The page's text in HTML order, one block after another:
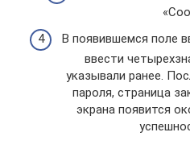
В появившемся поле
ввести
указывали ранее.
пароля, страница
экрана появится